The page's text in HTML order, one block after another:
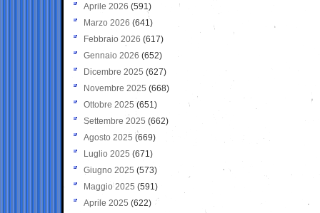
Aprile 2026 (591)
Marzo 2026 (641)
Febbraio 2026 (617)
Gennaio 2026 (652)
Dicembre 2025 (627)
Novembre 2025 (668)
Ottobre 2025 (651)
Settembre 2025 (662)
Agosto 2025 (669)
Luglio 2025 (671)
Giugno 2025 (573)
Maggio 2025 (591)
Aprile 2025 (622)